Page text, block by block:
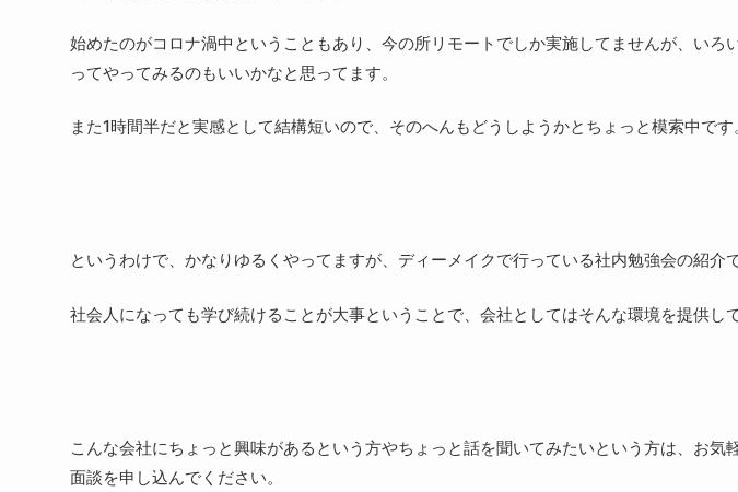
始めたのがコロナ渦中ということもあり、今の所リモートでしか実施してませんが、いろ
ってやってみるのもいいかなと思ってます。
また1時間半だと実感として結構短いので、そのへんもどうしようかとちょっと模索中です
というわけで、かなりゆるくやってますが、ディーメイクで行っている社内勉強会の紹介で
社会人になっても学び続けることが大事ということで、会社としてはそんな環境を提供し
こんな会社にちょっと興味があるという方やちょっと話を聞いてみたいという方は、お
面談を申し込んでください。